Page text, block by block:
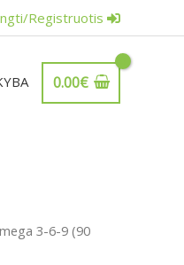
Registruotis
0.00€
3-6-9 (90